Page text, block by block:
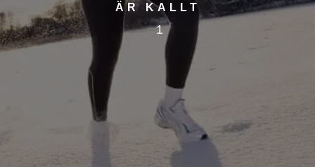
ÄR KALLT
1